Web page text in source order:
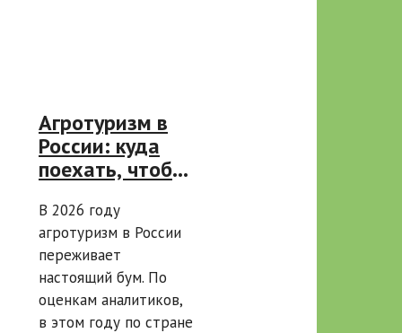
Агротуризм в
России: куда
поехать, чтобы
природе и
попробовать
настоящие
фермерские
продукты
В 2026 году
агротуризм в России
переживает
настоящий бум. По
оценкам аналитиков,
в этом году по стране